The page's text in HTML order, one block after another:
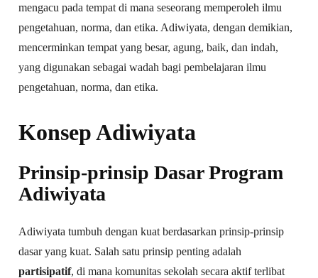
mengacu pada tempat di mana seseorang memperoleh ilmu
pengetahuan, norma, dan etika. Adiwiyata, dengan demikian,
mencerminkan tempat yang besar, agung, baik, dan indah,
yang digunakan sebagai wadah bagi pembelajaran ilmu
pengetahuan, norma, dan etika.
Konsep Adiwiyata
Prinsip-prinsip Dasar Program
Adiwiyata
Adiwiyata tumbuh dengan kuat berdasarkan prinsip-prinsip
dasar yang kuat. Salah satu prinsip penting adalah
partisipatif, di mana komunitas sekolah secara aktif terlibat